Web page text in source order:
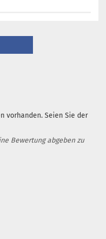
vorhanden. Seien Sie der
Bewertung abgeben zu